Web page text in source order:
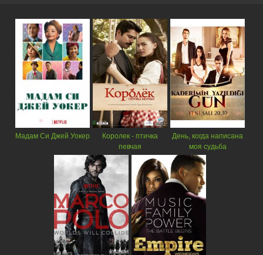
Мадам Си Джей Уокер
Королек - птичка
певчая
День, когда написана
моя судьба